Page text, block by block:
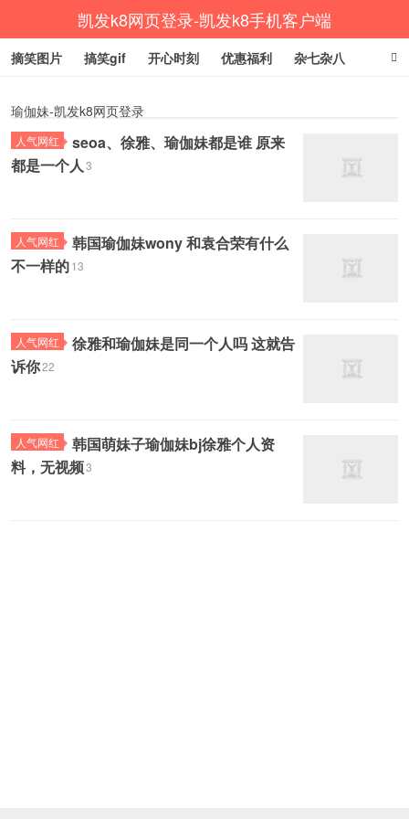
凯发k8网页登录-凯发k8手机客户端
摘笑图片 搞笑gif 开心时刻 优惠福利 杂七杂八
瑜伽妹-凯发k8网页登录
人气网红
seoa、徐雅、瑜伽妹都是谁 原来
都是一个人3
人气网红
韩国瑜伽妹wony 和袁合荣有什么
不一样的13
人气网红
徐雅和瑜伽妹是同一个人吗 这就告
诉你22
人气网红
韩国萌妹子瑜伽妹bj徐雅个人资
料，无视频3